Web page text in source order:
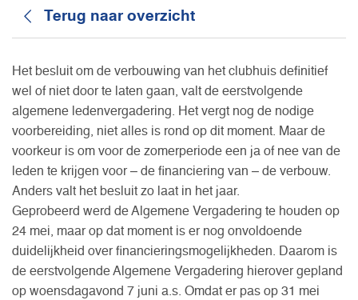
Terug naar overzicht
Het besluit om de verbouwing van het clubhuis definitief
wel of niet door te laten gaan, valt de eerstvolgende
algemene ledenvergadering. Het vergt nog de nodige
voorbereiding, niet alles is rond op dit moment. Maar de
voorkeur is om voor de zomerperiode een ja of nee van de
leden te krijgen voor – de financiering van – de verbouw.
Anders valt het besluit zo laat in het jaar.
Geprobeerd werd de Algemene Vergadering te houden op
24 mei, maar op dat moment is er nog onvoldoende
duidelijkheid over financieringsmogelijkheden. Daarom is
de eerstvolgende Algemene Vergadering hierover gepland
op woensdagavond 7 juni a.s. Omdat er pas op 31 mei